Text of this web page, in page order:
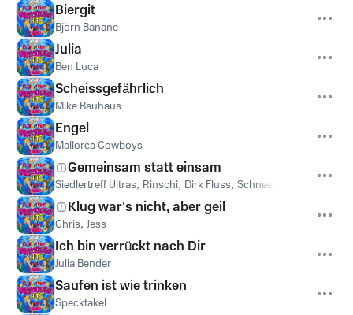
Biergit
Björn Banane
Julia
Ben Luca
Scheissgefährlich
Mike Bauhaus
Engel
Mallorca Cowboys
Gemeinsam statt einsam
Siedlertreff Ultras, Rinschi, Dirk Fluss, Schnee
Klug war's nicht, aber geil
Chris, Jess
Ich bin verrückt nach Dir
Julia Bender
Saufen ist wie trinken
Specktakel